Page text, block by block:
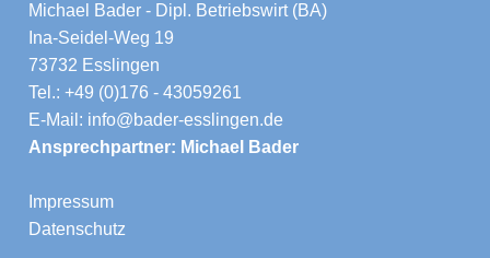
Michael Bader - Dipl. Betriebswirt (BA)
Ina-Seidel-Weg 19
73732 Esslingen
Tel.: +49 (0)176 - 43059261
E-Mail: info@bader-esslingen.de
Ansprechpartner: Michael Bader
Impressum
Datenschutz